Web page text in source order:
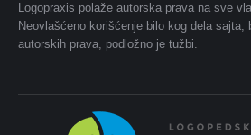
Logopraxis polaže autorska prava na sve
Neovlašćeno korišćenje bilo kog dela sajta,
autorskih prava, podložno je tužbi.